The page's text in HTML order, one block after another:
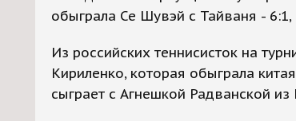
обыграла Се Шувэй с Тайваня - 6:1,
Из российских теннисисток на
Кириленко, которая обыграла
сыграет с Агнешкой Радванской